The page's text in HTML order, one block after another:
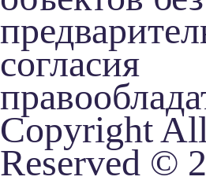
согласия
Copyright
Reserved ©